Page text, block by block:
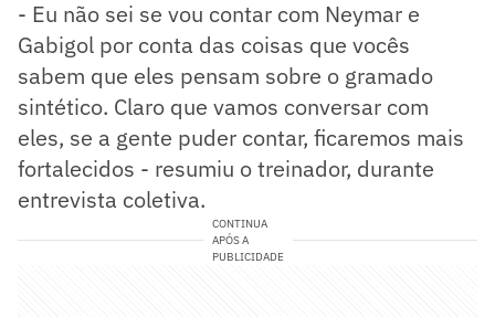
- Eu não sei se vou contar com Neymar e
Gabigol por conta das coisas que vocês
sabem que eles pensam sobre o gramado
sintético. Claro que vamos conversar com
eles, se a gente puder contar, ficaremos mais
fortalecidos - resumiu o treinador, durante
entrevista coletiva.
CONTINUA
APÓS A
PUBLICIDADE